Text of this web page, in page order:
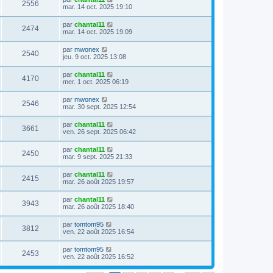
a
g
e
e
s
s
a
g
e
i
e
r
m
e
s
s
a
g
e
2556
u
s
e
i
e
r
m
e
s
s
a
g
e
mar. 14 oct. 2025 19:10
2474V
u
D
e
i
e
r
m
e
s
s
a
g
e
par chantal11
mar. 14 oct. 2025 19:09
2540V
u
D
e
i
e
r
m
e
s
s
a
g
e
par mwonex
jeu. 9 oct. 2025 13:08
4170V
u
D
e
i
e
r
m
e
s
s
a
g
e
par chantal11
mer. 1 oct. 2025 06:19
2546
u
s
D
e
i
e
r
m
e
s
s
a
g
e
par mwonex
mar. 30 sept. 2025 12:54
3661
u
D
e
i
e
r
m
e
s
s
a
g
e
par chantal11
ven. 26 sept. 2025 06:42
2450V
u
D
e
i
e
r
m
e
s
s
a
g
e
par chantal11
mar. 9 sept. 2025 21:33
2415
u
D
e
i
e
r
m
e
s
s
a
g
e
par chantal11
mar. 26 août 2025 19:57
3943
u
D
e
i
e
r
m
e
s
par chantal11
mar. 26 août 2025 18:40
3812
u
D
e
i
e
r
par tomtom95
ven. 22 août 2025 16:54
2453
u
D
e
n
par tomtom95
ven. 22 août 2025 16:52